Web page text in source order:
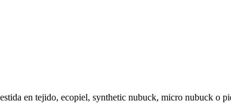
en tejido, ecopiel, synthetic nubuck, micro nubuck o